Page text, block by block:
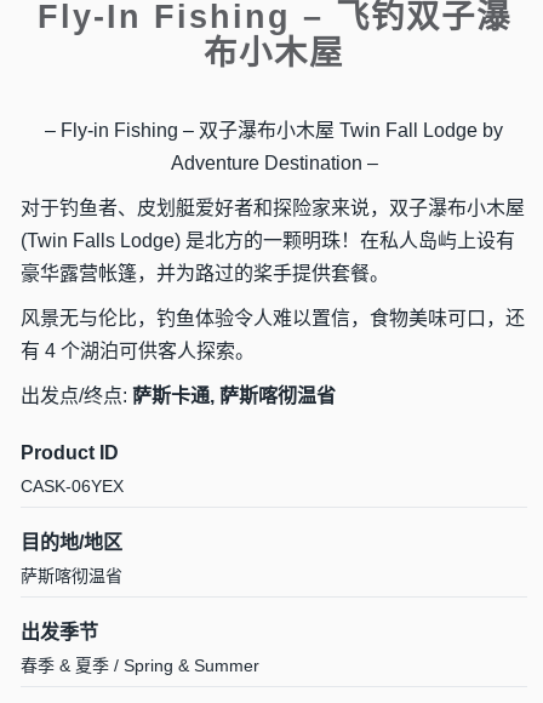
Fly-In Fishing – 飞钓双子瀑
布小木屋
– Fly-in Fishing – 双子瀑布小木屋 Twin Fall Lodge by
Adventure Destination –
对于钓鱼者、皮划艇爱好者和探险家来说，双子瀑布小木屋
(Twin Falls Lodge) 是北方的一颗明珠！在私人岛屿上设有
豪华露营帐篷，并为路过的桨手提供套餐。
风景无与伦比，钓鱼体验令人难以置信，食物美味可口，还
有 4 个湖泊可供客人探索。
出发点/终点: 萨斯卡通, 萨斯喀彻温省
Product ID
CASK-06YEX
目的地/地区
萨斯喀彻温省
出发季节
春季 & 夏季 / Spring & Summer